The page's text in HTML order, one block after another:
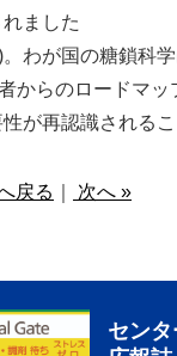
れました
。わが国の糖鎖科
からのロードマ
が再認識されるこ
戻る 次へ »
センタ